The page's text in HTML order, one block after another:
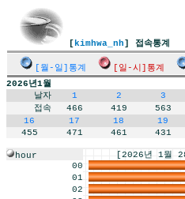
[ kimhwa_nh] 접속통계
[월-일]통계 [일-시]통계
2026년1월
날자
1 2 3
접속
466 419 563
16
17 18 19
455
471 461 431
hour
[2026년 1월 28일
00
01
02